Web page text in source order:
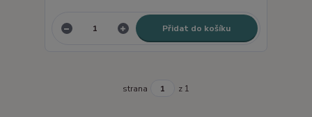
Přidat do košíku
strana z 1